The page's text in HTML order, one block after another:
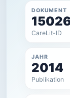
DOKUMENT
CareLit-ID
JAHR
2014
Publikation